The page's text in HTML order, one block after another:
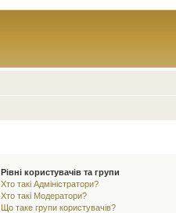
Рівні користувачів та групи
Хто такі Адміністратори?
Хто такі Модератори?
Що таке групи користувачів?